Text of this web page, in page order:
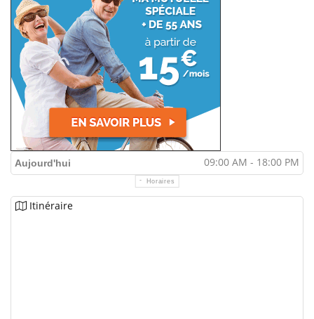
Aujourd'hui 09:00 AM - 18:00 PM
Horaires
Itinéraire